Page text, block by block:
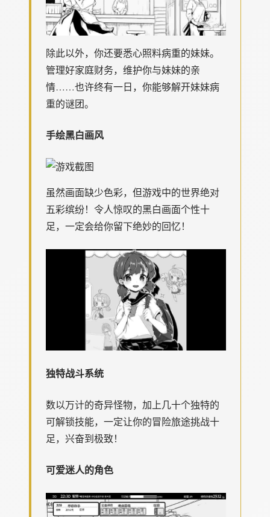
除此以外，你还要悉心照料病重的妹妹。
管理好家庭财务，维护你与妹妹的亲
情……也许终有一日，你能够解开妹妹病
重的谜团。
手绘黑白画风
虽然画面缺少色彩，但游戏中的世界绝对
五彩缤纷！令人惊叹的黑白画面个性十
足，一定会给你留下绝妙的回忆！
独特战斗系统
数以万计的奇异怪物，加上几十个独特的
可解锁技能，一定让你的冒险旅途挑战十
足，兴奋到极致！
可爱迷人的角色